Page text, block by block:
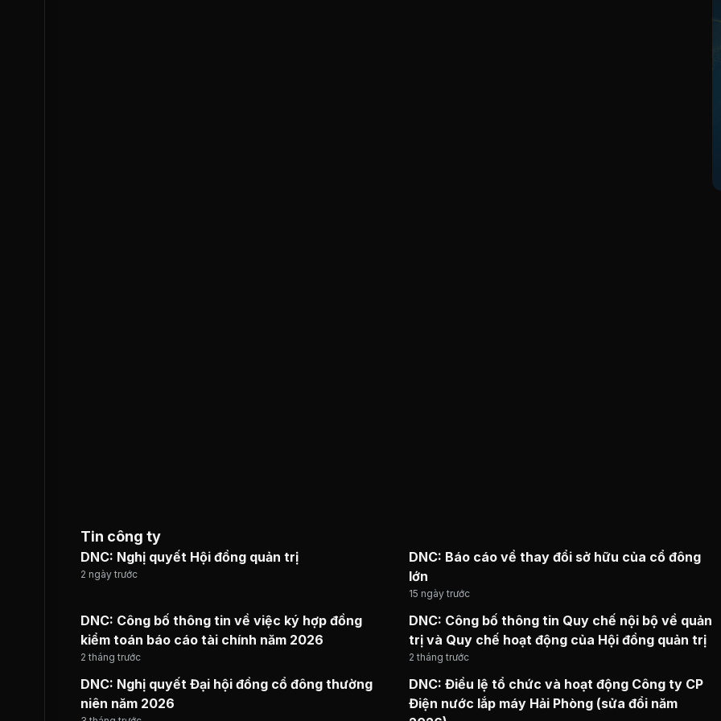
Tin công ty
DNC: Nghị quyết Hội đồng quản trị
2 ngày trước
DNC: Báo cáo về thay đổi sở hữu của cổ đông
lớn
15 ngày trước
DNC: Công bố thông tin về việc ký hợp đồng
kiểm toán báo cáo tài chính năm 2026
2 tháng trước
DNC: Công bố thông tin Quy chế nội bộ về quản
trị và Quy chế hoạt động của Hội đồng quản trị
2 tháng trước
DNC: Nghị quyết Đại hội đồng cổ đông thường
niên năm 2026
DNC: Điều lệ tổ chức và hoạt động Công ty CP
Điện nước lắp máy Hải Phòng (sửa đổi năm